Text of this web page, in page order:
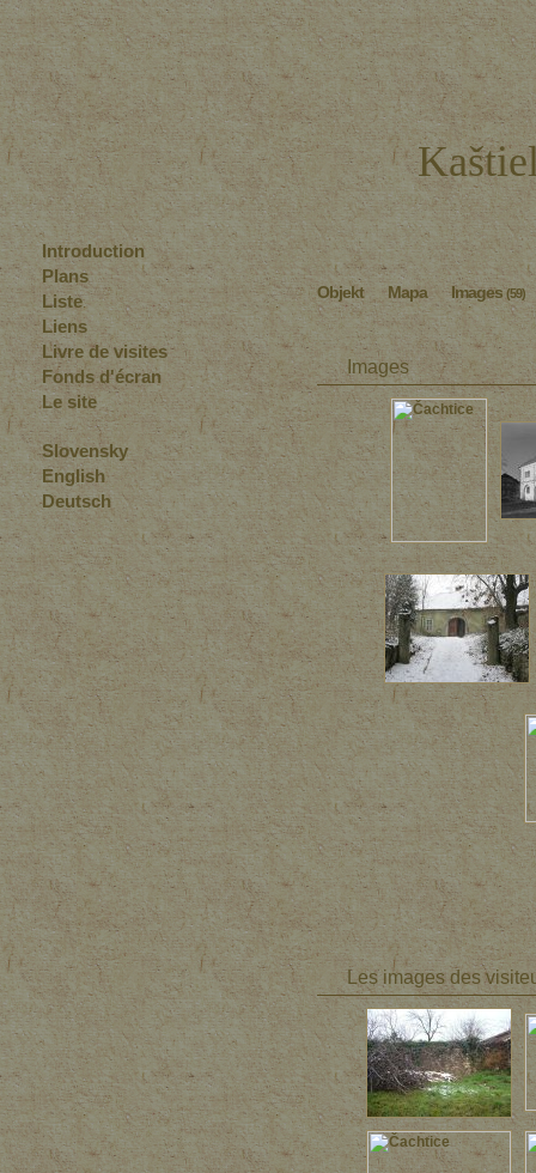
Objekt Mapa Images(59)
Images
Les images des
Introduction
Plans
Liste
Liens
Livre de visites
Fonds d'écran
Le site
Slovensky
English
Deutsch